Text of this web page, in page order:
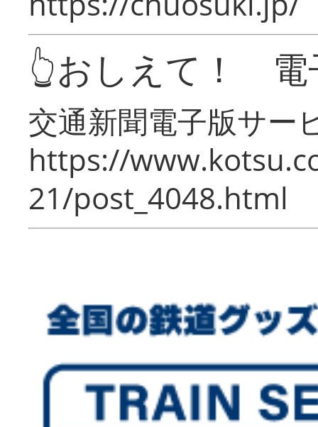
👆おしえて！ 電
交通新聞電子版サー
https://
21/post_4048.html